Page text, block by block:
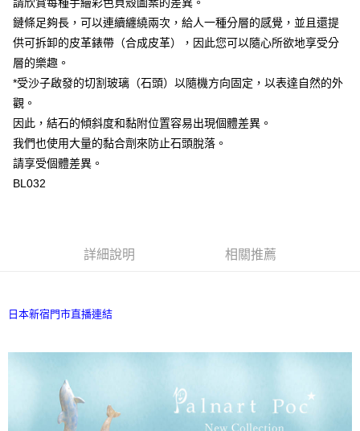
鏈條足夠長，可以連續纏繞兩次，給人一種分層的感覺，並且還提
供可拆卸的皮革錶帶（合成皮革），因此您可以隨心所欲地享受分
層的樂趣。
*受沙子啟發的切割玻璃（石頭）以隨機方向固定，以表達自然的外
觀。
因此，結石的傾斜度和黏附位置容易出現個體差異。
我們也使用大量的黏合劑來防止石頭脫落。
請享受個體差異。
BL032
詳細說明 相關推薦
日本新宿門市直播連結